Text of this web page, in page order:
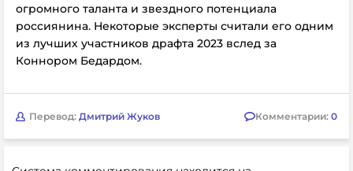
огромного таланта и звездного потенциала
россиянина. Некоторые эксперты считали его одним
из лучших участников драфта 2023 вслед за
Коннором Бедардом.
Перевод: Дмитрий Жуков Комментарии: 0